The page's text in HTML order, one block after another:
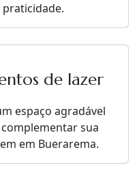
praticidade.
de lazer
espaço agradável
sua
em Buerarema.